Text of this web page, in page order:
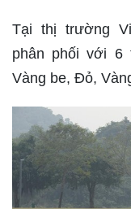
Tại thị trường
phân phối với 6
Vàng be, Đỏ,